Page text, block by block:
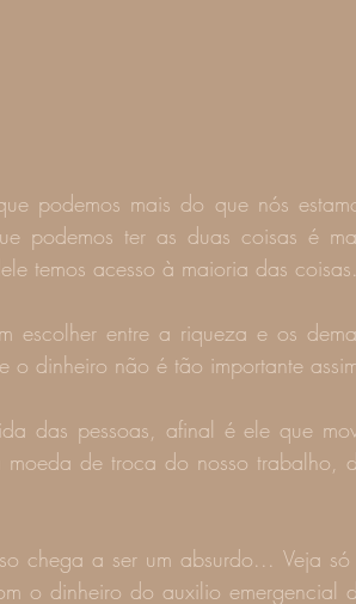
podemos mais do que nós
podemos ter as duas coisas é
temos acesso à maioria das coisas.
escolher entre a riqueza e os
dinheiro não é tão importante
das pessoas, afinal é ele que
de troca do nosso trabalho,
o dinheiro do auxilio emergencial